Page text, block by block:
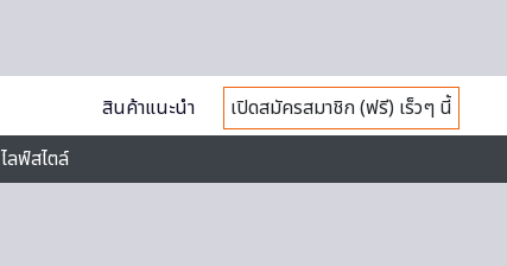
สินค้าแนะนำ
เปิดสมัครสมาชิก (ฟรี) เร็วๆ นี้
ไลฟ์สไตล์